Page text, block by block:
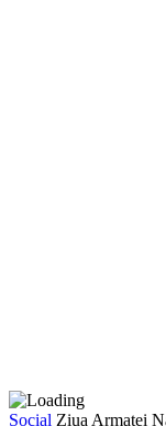
Social Ziua Armatei